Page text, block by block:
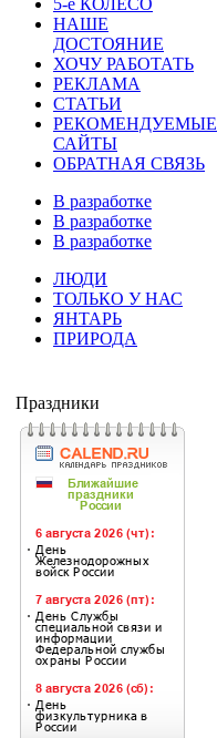
5-е КОЛЕСО
НАШЕ
ДОСТОЯНИЕ
ХОЧУ РАБОТАТЬ
РЕКЛАМА
СТАТЬИ
РЕКОМЕНДУЕМЫЕ
САЙТЫ
ОБРАТНАЯ СВЯЗЬ
В разработке
В разработке
В разработке
ЛЮДИ
ТОЛЬКО У НАС
ЯНТАРЬ
ПРИРОДА
Праздники